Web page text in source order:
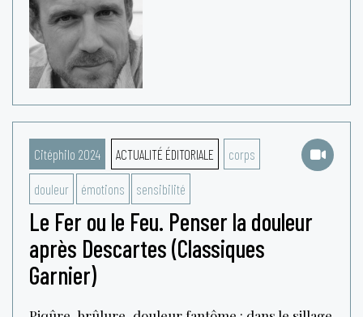
Citéphilo 2024 ACTUALITÉ ÉDITORIALE corps
douleur émotions sensibilité
Le Fer ou le Feu. Penser la douleur
après Descartes (Classiques
Garnier)